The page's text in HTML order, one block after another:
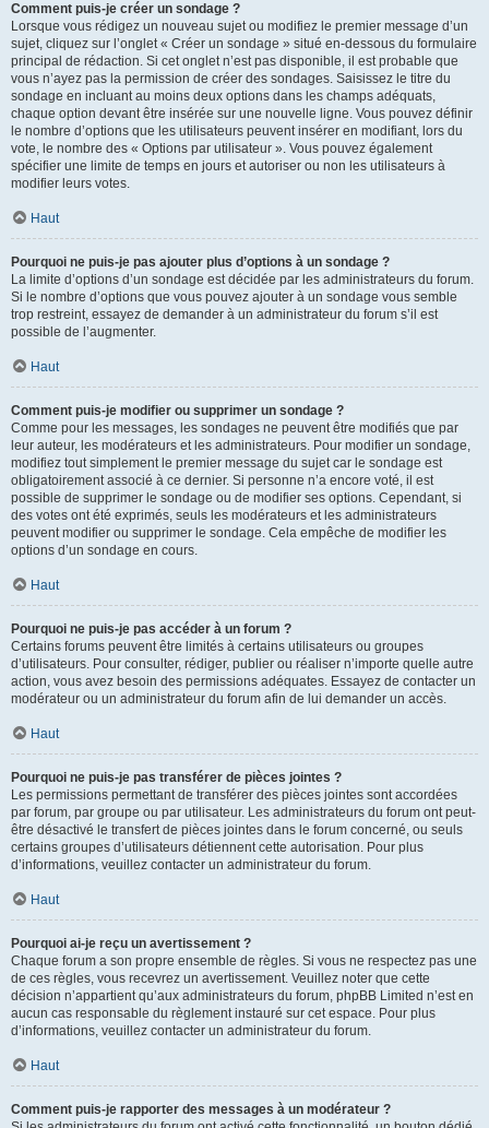
Comment puis-je créer un sondage ?
Lorsque vous rédigez un nouveau sujet ou modifiez le premier message d’un
sujet, cliquez sur l’onglet « Créer un sondage » situé en-dessous du formulaire
principal de rédaction. Si cet onglet n’est pas disponible, il est probable que
vous n’ayez pas la permission de créer des sondages. Saisissez le titre du
sondage en incluant au moins deux options dans les champs adéquats,
chaque option devant être insérée sur une nouvelle ligne. Vous pouvez définir
le nombre d’options que les utilisateurs peuvent insérer en modifiant, lors du
vote, le nombre des « Options par utilisateur ». Vous pouvez également
spécifier une limite de temps en jours et autoriser ou non les utilisateurs à
modifier leurs votes.
Haut
Pourquoi ne puis-je pas ajouter plus d’options à un sondage ?
La limite d’options d’un sondage est décidée par les administrateurs du forum.
Si le nombre d’options que vous pouvez ajouter à un sondage vous semble
trop restreint, essayez de demander à un administrateur du forum s’il est
possible de l’augmenter.
Haut
Comment puis-je modifier ou supprimer un sondage ?
Comme pour les messages, les sondages ne peuvent être modifiés que par
leur auteur, les modérateurs et les administrateurs. Pour modifier un sondage,
modifiez tout simplement le premier message du sujet car le sondage est
obligatoirement associé à ce dernier. Si personne n’a encore voté, il est
possible de supprimer le sondage ou de modifier ses options. Cependant, si
des votes ont été exprimés, seuls les modérateurs et les administrateurs
peuvent modifier ou supprimer le sondage. Cela empêche de modifier les
options d’un sondage en cours.
Haut
Pourquoi ne puis-je pas accéder à un forum ?
Certains forums peuvent être limités à certains utilisateurs ou groupes
d’utilisateurs. Pour consulter, rédiger, publier ou réaliser n’importe quelle autre
action, vous avez besoin des permissions adéquates. Essayez de contacter un
modérateur ou un administrateur du forum afin de lui demander un accès.
Haut
Pourquoi ne puis-je pas transférer de pièces jointes ?
Les permissions permettant de transférer des pièces jointes sont accordées
par forum, par groupe ou par utilisateur. Les administrateurs du forum ont peut-
être désactivé le transfert de pièces jointes dans le forum concerné, ou seuls
certains groupes d’utilisateurs détiennent cette autorisation. Pour plus
d’informations, veuillez contacter un administrateur du forum.
Haut
Pourquoi ai-je reçu un avertissement ?
Chaque forum a son propre ensemble de règles. Si vous ne respectez pas une
de ces règles, vous recevrez un avertissement. Veuillez noter que cette
décision n’appartient qu’aux administrateurs du forum, phpBB Limited n’est en
aucun cas responsable du règlement instauré sur cet espace. Pour plus
d’informations, veuillez contacter un administrateur du forum.
Haut
Comment puis-je rapporter des messages à un modérateur ?